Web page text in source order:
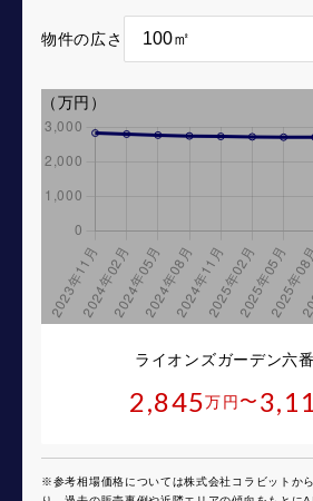
物件の広さ
ライオンズガーデン六
2,845万円 〜
※参考相場価格については株式会社コラビットか
（万円）